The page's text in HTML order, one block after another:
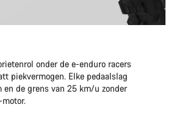
onder de e-enduro racers
piekvermogen. Elke pedaalslag
de grens van 25 km/u zonder